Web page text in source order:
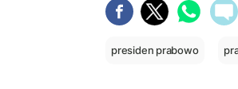
presiden prabowo